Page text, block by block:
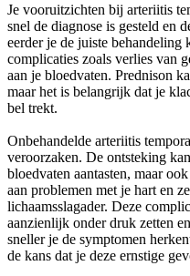
Je vooruitzichten bij arteriitis
snel de diagnose is gesteld en
eerder je de juiste
complicaties zoals verlies van
aan je bloedvaten. Prednison
maar het is belangrijk dat je
bel trekt.
Onbehandelde arteriitis
veroorzaken. De ontsteking
bloedvaten aantasten, maar
aan problemen met je hart en
lichaamsslagader. Deze
aanzienlijk onder druk zetten
sneller je de symptomen
de kans dat je deze ernstige